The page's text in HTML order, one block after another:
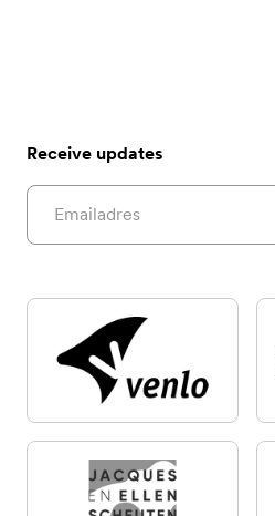
Receive updates
Email address